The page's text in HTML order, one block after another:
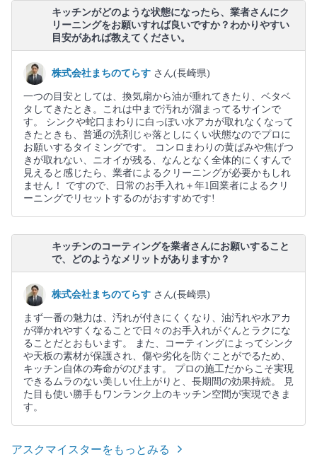
キッチンがどのような状態になったら、業者さんにク
リーニングをお願いすれば良いですか？わかりやすい
目安があれば教えてください。
株式会社まちのてらす さん(長崎県)
一つの目安としては、換気扇から油が垂れてきたり、ベタベ
タしてきたとき。これは中まで汚れが溜まってるサインで
す。 シンクや蛇口まわりに白っぽい水アカが取れなくなって
きたときも、普通の洗剤じゃ落としにくい状態なのでプロに
お願いするタイミングです。 コンロまわりの黄ばみや焦げつ
きが取れない、ニオイが残る、なんとなく全体的にくすんで
見えると感じたら、業者によるクリーニングが必要かもしれ
ません！ ですので、日常のお手入れ＋年1回業者によるクリ
ーニングでリセットするのがおすすめです!
キッチンのコーティングを業者さんにお願いすること
で、どのようなメリットがありますか？
株式会社まちのてらす さん(長崎県)
まず一番の魅力は、汚れが付きにくくなり、油汚れや水アカ
が弾かれやすくなることで日々のお手入れがぐんとラクにな
ることだとおもいます。 また、コーティングによってシンク
や天板の素材が保護され、傷や劣化を防ぐことがでるため、
キッチン自体の寿命がのびます。 プロの施工だからこそ実現
できるムラのない美しい仕上がりと、長期間の効果持続。 見
た目も使い勝手もワンランク上のキッチン空間が実現できま
す。
アスクマイスターをもっとみる